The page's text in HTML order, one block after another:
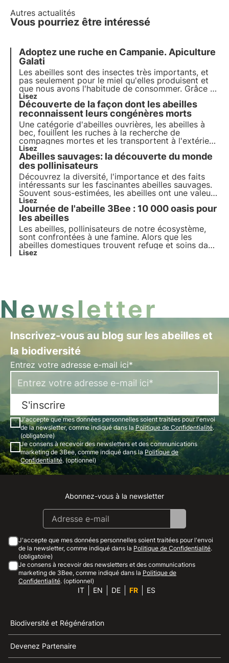
Autres actualités
Vous pourriez être intéressé
Adoptez une ruche en Campanie. Apiculture
Galati
Les abeilles sont des insectes très importants, et
pas seulement pour le miel qu'elles produisent et
que nous avons l'habitude de consommer. Grâce à
un intérêt croissant, nous apprenons à les
connaître et sommes de plus en plus conscients
des problèmes auxquels elles et leurs apiculteurs
doivent faire face quotidiennement.
Lisez
Découverte de la façon dont les abeilles
reconnaissent leurs congénères morts
Une catégorie d'abeilles ouvrières, les abeilles à
bec, fouillent les ruches à la recherche de
compagnes mortes et les transportent à l'extérieur
afin de maintenir l'environnement intérieur propre
et sain. Une étude s'est penchée sur la manière
dont cela peut se produire. Découvrons-le !
Lisez
Abeilles sauvages: la découverte du monde
des pollinisateurs
Découvrez la diversité, l'importance et des faits
intéressants sur les fascinantes abeilles sauvages.
Souvent sous-estimées, les abeilles ont une valeur
écosystémique énorme. C'est grâce à elles que 80
% des cultures sont pollinisées naturellement.
Lisez
Journée de l'abeille 3Bee : 10 000 oasis pour
les abeilles
Les abeilles, pollinisateurs de notre écosystème,
sont confrontées à une famine. Alors que les
abeilles domestiques trouvent refuge et soins dans
les mains des apiculteurs, les abeilles sauvages se
Lisez
Newsletter
Inscrivez-vous au blog sur les abeilles et
la biodiversité
Entrez votre adresse e-mail ici*
S'inscrire
J'accepte que mes données personnelles soient traitées pour l'envoi
de la newsletter, comme indiqué dans la Politique de Confidentialité.
(obligatoire)
Je consens à recevoir des newsletters et des communications
marketing de 3Bee, comme indiqué dans la Politique de
Confidentialité. (optionnel)
Instagram
Facebook
Linkedin
Youtube
Abonnez-vous à la newsletter
J'accepte que mes données personnelles soient traitées pour l'envoi
de la newsletter, comme indiqué dans la Politique de Confidentialité.
(obligatoire)
Je consens à recevoir des newsletters et des communications
marketing de 3Bee, comme indiqué dans la Politique de
Confidentialité. (optionnel)
IT EN DE FR ES
Biodiversité et Régénération
Devenez Partenaire